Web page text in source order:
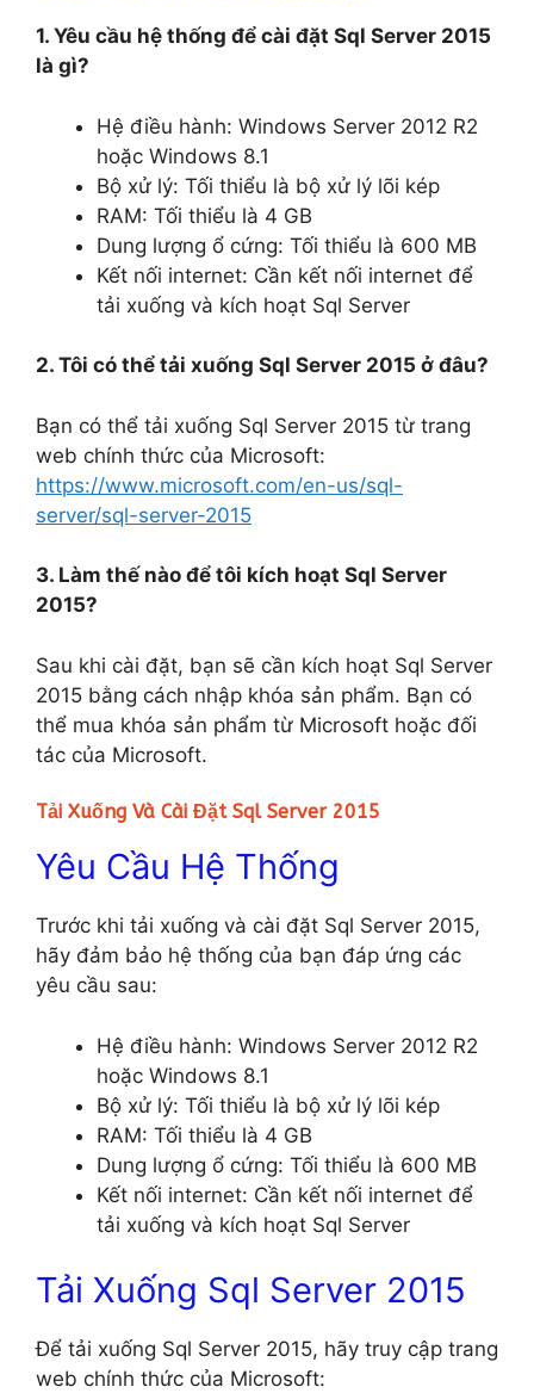
1. Yêu cầu hệ thống để cài đặt Sql Server 2015
là gì?
Hệ điều hành: Windows Server 2012 R2
hoặc Windows 8.1
Bộ xử lý: Tối thiểu là bộ xử lý lõi kép
RAM: Tối thiểu là 4 GB
Dung lượng ổ cứng: Tối thiểu là 600 MB
Kết nối internet: Cần kết nối internet để
tải xuống và kích hoạt Sql Server
2. Tôi có thể tải xuống Sql Server 2015 ở đâu?
Bạn có thể tải xuống Sql Server 2015 từ trang
web chính thức của Microsoft:
https://www.microsoft.com/en-us/sql-
server/sql-server-2015
3. Làm thế nào để tôi kích hoạt Sql Server
2015?
Sau khi cài đặt, bạn sẽ cần kích hoạt Sql Server
2015 bằng cách nhập khóa sản phẩm. Bạn có
thể mua khóa sản phẩm từ Microsoft hoặc đối
tác của Microsoft.
Tải Xuống Và Cài Đặt Sql Server 2015
Yêu Cầu Hệ Thống
Trước khi tải xuống và cài đặt Sql Server 2015,
hãy đảm bảo hệ thống của bạn đáp ứng các
yêu cầu sau:
Hệ điều hành: Windows Server 2012 R2
hoặc Windows 8.1
Bộ xử lý: Tối thiểu là bộ xử lý lõi kép
RAM: Tối thiểu là 4 GB
Dung lượng ổ cứng: Tối thiểu là 600 MB
Kết nối internet: Cần kết nối internet để
tải xuống và kích hoạt Sql Server
Tải Xuống Sql Server 2015
Để tải xuống Sql Server 2015, hãy truy cập trang
web chính thức của Microsoft: